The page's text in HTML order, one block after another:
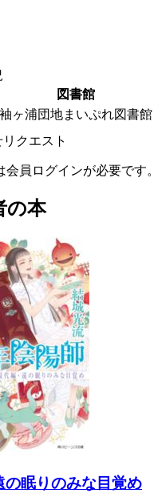
図書館
袖ヶ浦団地まいぷれ図書館
クエスト
会員ログインが必要です。
の本
の眠りのみな目覚め